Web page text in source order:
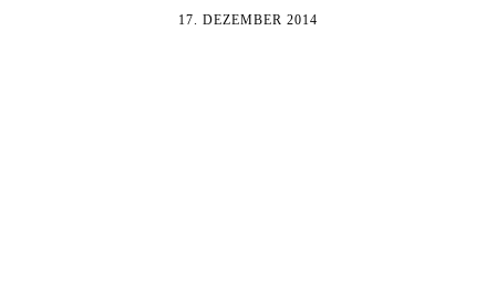
17. DEZEMBER 2014